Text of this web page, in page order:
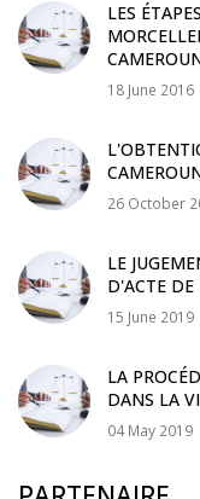
LES
18 June 2016
26 October
LE
D'ACTE DE
15 June 2019
LA
DANS LA
04 May 2019